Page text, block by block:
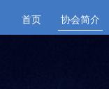
首页 协会简介